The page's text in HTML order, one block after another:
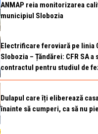
ANMAP reia monitorizarea
municipiul Slobozia
Electrificare feroviară pe linia
Slobozia – Țăndărei: CFR SA a
contractul pentru studiul de
Dulapul care îți eliberează
înainte să cumperi, ca să nu